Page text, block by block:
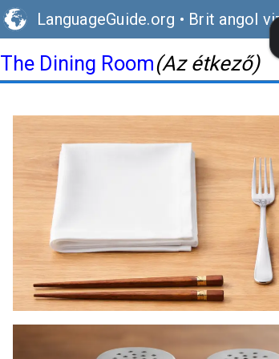
LanguageGuide.org • Brit angol
The Dining Room(Az étkező)